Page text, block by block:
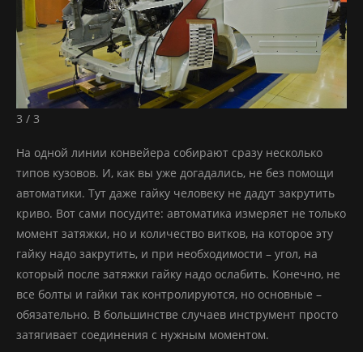
3 / 3
На одной линии конвейера собирают сразу несколько
типов кузовов. И, как вы уже догадались, не без помощи
автоматики. Тут даже гайку человеку не дадут закрутить
криво. Вот сами посудите: автоматика измеряет не только
момент затяжки, но и количество витков, на которое эту
гайку надо закрутить, и при необходимости – угол, на
который после затяжки гайку надо ослабить. Конечно, не
все болты и гайки так контролируются, но основные –
обязательно. В большинстве случаев инструмент просто
затягивает соединения с нужным моментом.